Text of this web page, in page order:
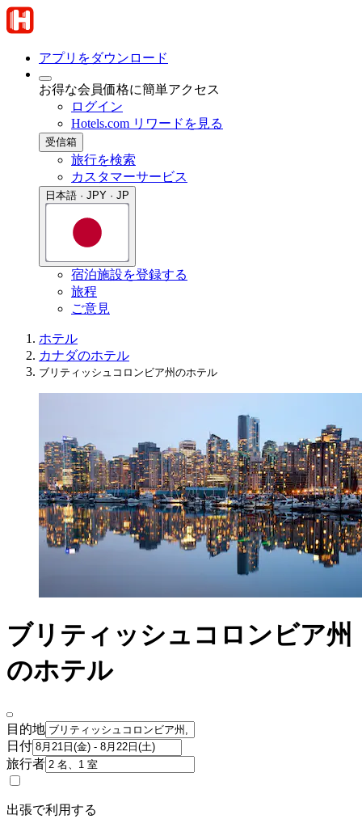
アプリをダウンロード
お得な会員価格に簡単アクセス
ログイン
Hotels.com リワードを見る
受信箱
旅行を検索
カスタマーサービス
日本語 · JPY · JP
宿泊施設を登録する
旅程
ご意見
ホテル
カナダのホテル
ブリティッシュコロンビア州のホテル
ブリティッシュコロンビア州
のホテル
目的地
日付
旅行者
出張で利用する